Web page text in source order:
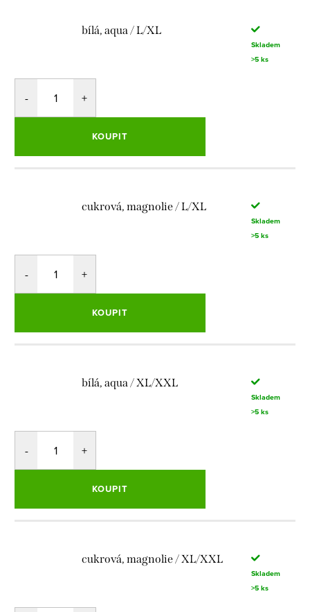
bílá, aqua / L/XL
Skladem
>5 ks
KOUPIT
cukrová, magnolie / L/XL
Skladem
>5 ks
KOUPIT
bílá, aqua / XL/XXL
Skladem
>5 ks
KOUPIT
cukrová, magnolie / XL/XXL
Skladem
>5 ks